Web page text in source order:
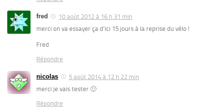
fred
10 août 2012 à 16 h 31 min
merci on va essayer ça d’ici 15 jours à la reprise du vélo !
Fred
Répondre
nicolas
5 août 2014 à 12 h 22 min
merci je vais tester 🙂
Répondre